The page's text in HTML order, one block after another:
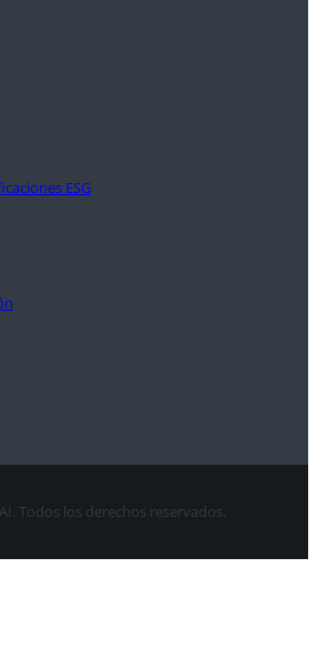
ESG
Todos los derechos reservados.